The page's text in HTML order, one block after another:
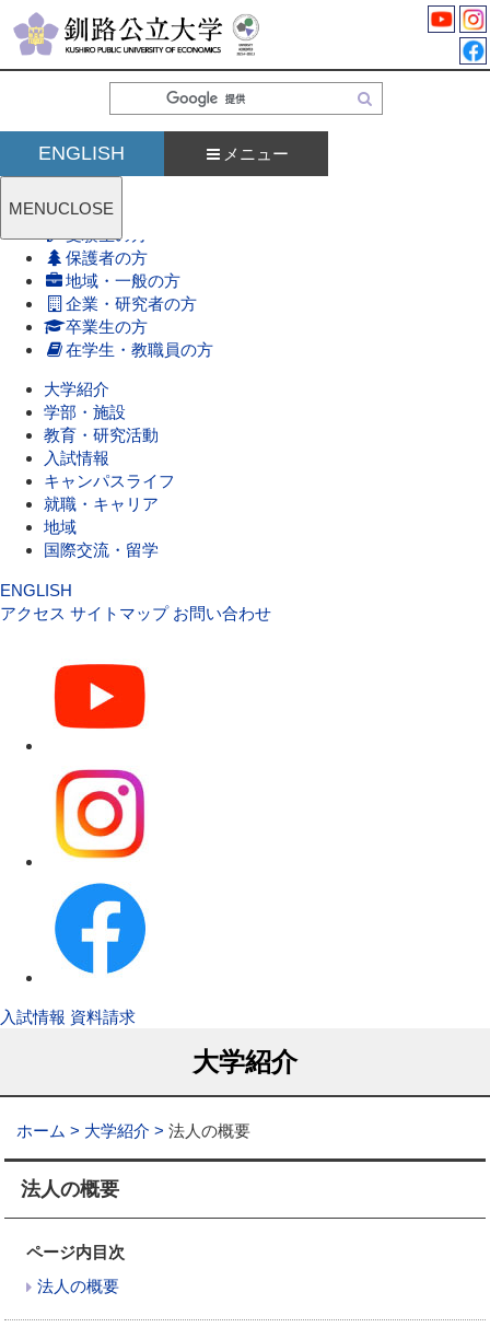
索
ENGLISH メニュー
MENUCLOSE
受験生の方
保護者の方
地域・一般の方
企業・研究者の方
卒業生の方
在学生・教職員の方
大学紹介
学部・施設
教育・研究活動
入試情報
キャンパスライフ
就職・キャリア
地域
国際交流・留学
ENGLISH
アクセス サイトマップ お問い合わせ
入試情報 資料請求
大学紹介
ホーム 大学紹介 法人の概要
法人の概要
ページ内目次
法人の概要